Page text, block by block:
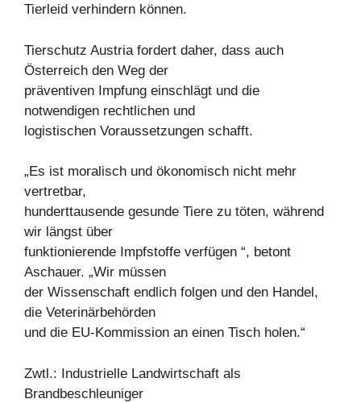
Tierleid verhindern können.
Tierschutz Austria fordert daher, dass auch
Österreich den Weg der
präventiven Impfung einschlägt und die
notwendigen rechtlichen und
logistischen Voraussetzungen schafft.
„Es ist moralisch und ökonomisch nicht mehr
vertretbar,
hunderttausende gesunde Tiere zu töten, während
wir längst über
funktionierende Impfstoffe verfügen “, betont
Aschauer. „Wir müssen
der Wissenschaft endlich folgen und den Handel,
die Veterinärbehörden
und die EU-Kommission an einen Tisch holen.“
Zwtl.: Industrielle Landwirtschaft als
Brandbeschleuniger